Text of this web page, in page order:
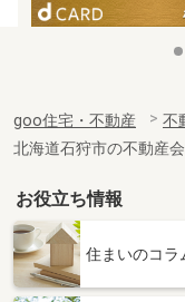
goo住宅・不動産 不
北海道石狩市の不動産
お役立ち情報
住まいのコラ